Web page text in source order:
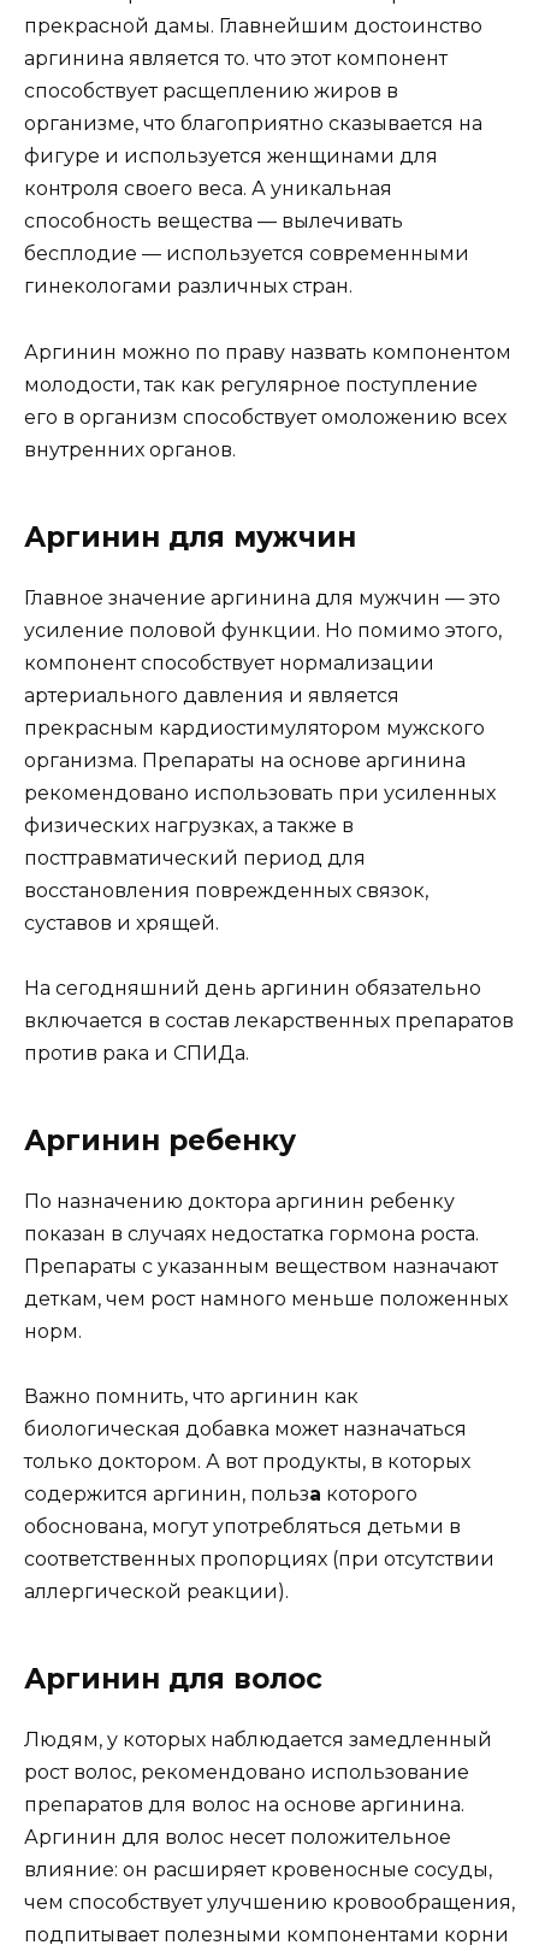
прекрасной дамы. Главнейшим достоинство
аргинина является то. что этот компонент
способствует расщеплению жиров в
организме, что благоприятно сказывается на
фигуре и используется женщинами для
контроля своего веса. А уникальная
способность вещества — вылечивать
бесплодие — используется современными
гинекологами различных стран.
Аргинин можно по праву назвать компонентом
молодости, так как регулярное поступление
его в организм способствует омоложению всех
внутренних органов.
Аргинин для мужчин
Главное значение аргинина для мужчин — это
усиление половой функции. Но помимо этого,
компонент способствует нормализации
артериального давления и является
прекрасным кардиостимулятором мужского
организма. Препараты на основе аргинина
рекомендовано использовать при усиленных
физических нагрузках, а также в
посттравматический период для
восстановления поврежденных связок,
суставов и хрящей.
На сегодняшний день аргинин обязательно
включается в состав лекарственных препаратов
против рака и СПИДа.
Аргинин ребенку
По назначению доктора аргинин ребенку
показан в случаях недостатка гормона роста.
Препараты с указанным веществом назначают
деткам, чем рост намного меньше положенных
норм.
Важно помнить, что аргинин как
биологическая добавка может назначаться
только доктором. А вот продукты, в которых
содержится аргинин, польза которого
обоснована, могут употребляться детьми в
соответственных пропорциях (при отсутствии
аллергической реакции).
Аргинин для волос
Людям, у которых наблюдается замедленный
рост волос, рекомендовано использование
препаратов для волос на основе аргинина.
Аргинин для волос несет положительное
влияние: он расширяет кровеносные сосуды,
чем способствует улучшению кровообращения,
подпитывает полезными компонентами корни